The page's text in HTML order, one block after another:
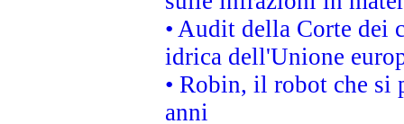
• Audit della Corte
idrica dell'Unione
• Robin, il robot che si
anni